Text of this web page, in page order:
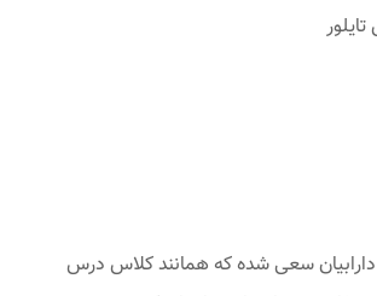
سعی شده که همانند کلاس درس